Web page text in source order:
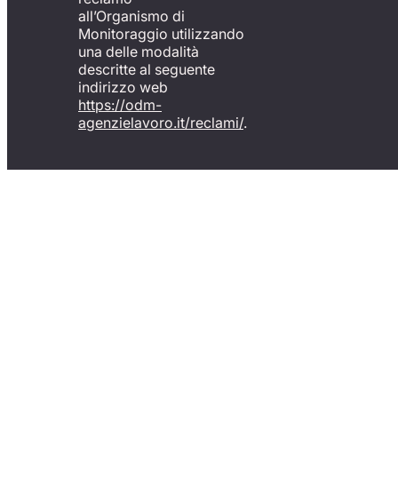
all’Organismo di
Monitoraggio utilizzando
una delle modalità
descritte al seguente
indirizzo web
https://odm-
agenzielavoro.it/reclami/.